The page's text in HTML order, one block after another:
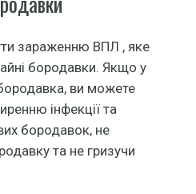
зараженню ВПЛ , яке
бородавки. Якщо у
ви можете
інфекції та
бородавок, не
та не гризучи